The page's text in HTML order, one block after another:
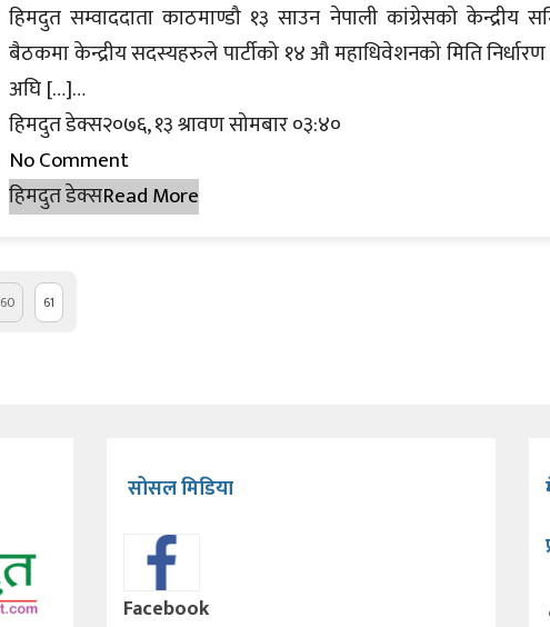
हिमदुत सम्वाददाता काठमाण्डौ १३ साउन नेपाली कांग्रेसको केन्द्रीय
बैठकमा केन्द्रीय सदस्यहरुले पार्टीको १४ औ महाधिवेशनको मिति निर्धारण
अघि […]…
हिमदुत डेक्स२०७६, १३ श्रावण सोमबार ०३:४०
No Comment
हिमदुत डेक्सRead More
60 61
सोसल मिडिया
Facebook